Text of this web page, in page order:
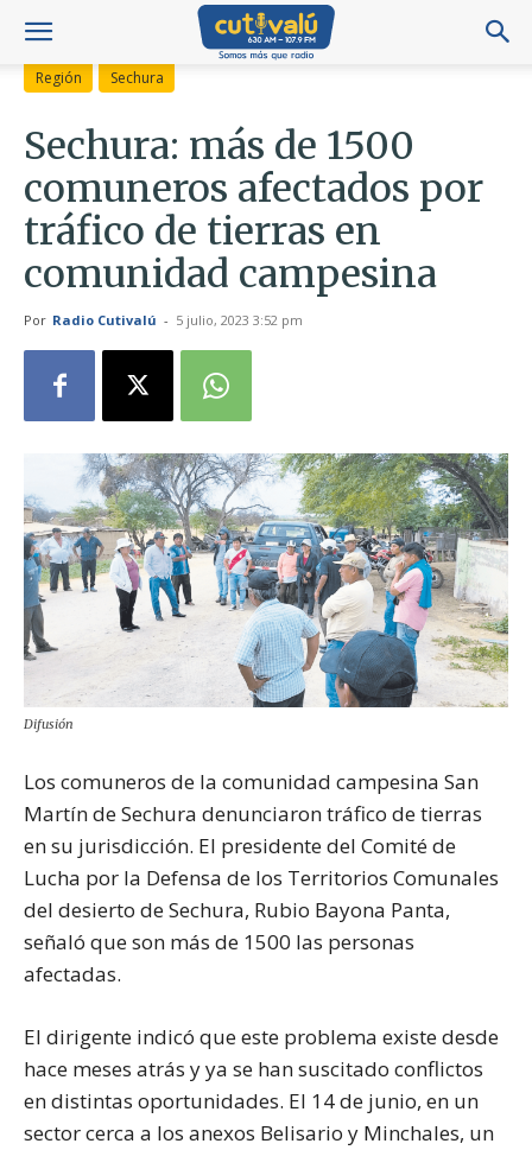
Región Sechura
Sechura: más de 1500
comuneros afectados por
tráfico de tierras en
comunidad campesina
Por Radio Cutivalú - 5 julio, 2023 3:52 pm
Difusión
Los comuneros de la comunidad campesina San
Martín de Sechura denunciaron tráfico de tierras
en su jurisdicción. El presidente del Comité de
Lucha por la Defensa de los Territorios Comunales
del desierto de Sechura, Rubio Bayona Panta,
señaló que son más de 1500 las personas
afectadas.
El dirigente indicó que este problema existe desde
hace meses atrás y ya se han suscitado conflictos
en distintas oportunidades. El 14 de junio, en un
sector cerca a los anexos Belisario y Minchales, un